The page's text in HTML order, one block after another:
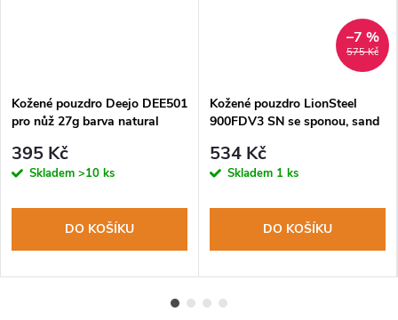
Kožené pouzdro Deejo DEE501
pro nůž 27g barva natural
395 Kč
Skladem >10 ks
DO KOŠÍKU
575 Kč
–7 %
Kožené pouzdro LionSteel
900FDV3 SN se sponou, sand
534 Kč
Skladem 1 ks
DO KOŠÍKU